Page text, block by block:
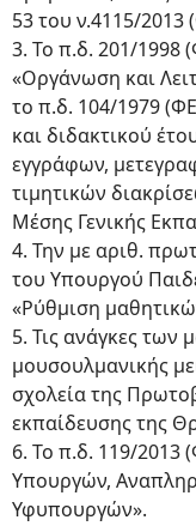
53 του ν.4115/
3. Το π.δ. 201/1998
«Οργάνωση και
το π.δ. 104/1979
και διδακτικού
εγγράφων,
τιμητικών
Μέσης Γενικής
4. Την με αριθ.
του Υπουργού
«Ρύθμιση
5. Τις ανάγκες των
μουσουλμανικής
σχολεία της
εκπαίδευσης της
6. Το π.δ. 119/2013
Υπουργών,
Υφυπουργών».